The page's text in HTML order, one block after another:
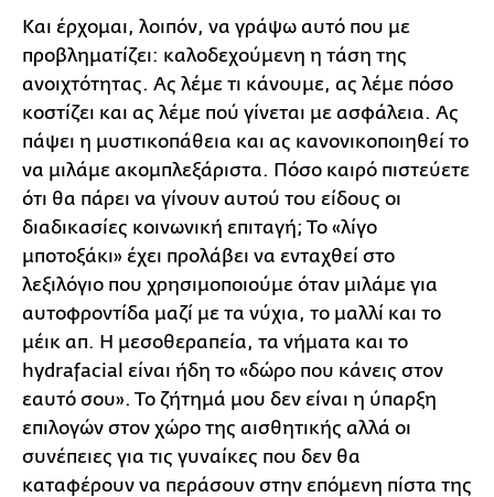
Και έρχομαι, λοιπόν, να γράψω αυτό που με
προβληματίζει: καλοδεχούμενη η τάση της
ανοιχτότητας. Ας λέμε τι κάνουμε, ας λέμε πόσο
κοστίζει και ας λέμε πού γίνεται με ασφάλεια. Ας
πάψει η μυστικοπάθεια και ας κανονικοποιηθεί τo
να μιλάμε ακομπλεξάριστα. Πόσο καιρό πιστεύετε
ότι θα πάρει να γίνουν αυτού του είδους οι
διαδικασίες κοινωνική επιταγή; Το «λίγο
μποτοξάκι» έχει προλάβει να ενταχθεί στο
λεξιλόγιο που χρησιμοποιούμε όταν μιλάμε για
αυτοφροντίδα μαζί με τα νύχια, το μαλλί και το
μέικ απ. Η μεσοθεραπεία, τα νήματα και το
hydrafacial είναι ήδη το «δώρο που κάνεις στον
εαυτό σου». Το ζήτημά μου δεν είναι η ύπαρξη
επιλογών στον χώρο της αισθητικής αλλά οι
συνέπειες για τις γυναίκες που δεν θα
καταφέρουν να περάσουν στην επόμενη πίστα της